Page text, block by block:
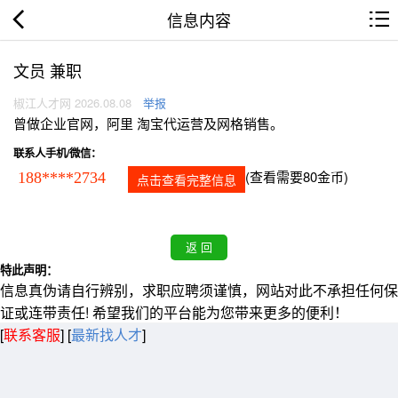
信息内容
文员 兼职
椒江人才网 2026.08.08 举报
曾做企业官网，阿里 淘宝代运营及网格销售。
联系人手机/微信：
188****2734 点击查看完整信息 (查看需要80金币)
特此声明：
信息真伪请自行辨别，求职应聘须谨慎，网站对此不承担任何保
证或连带责任! 希望我们的平台能为您带来更多的便利！
[联系客服] [最新找人才]